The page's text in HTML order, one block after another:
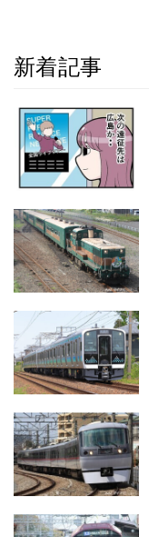
新着記事